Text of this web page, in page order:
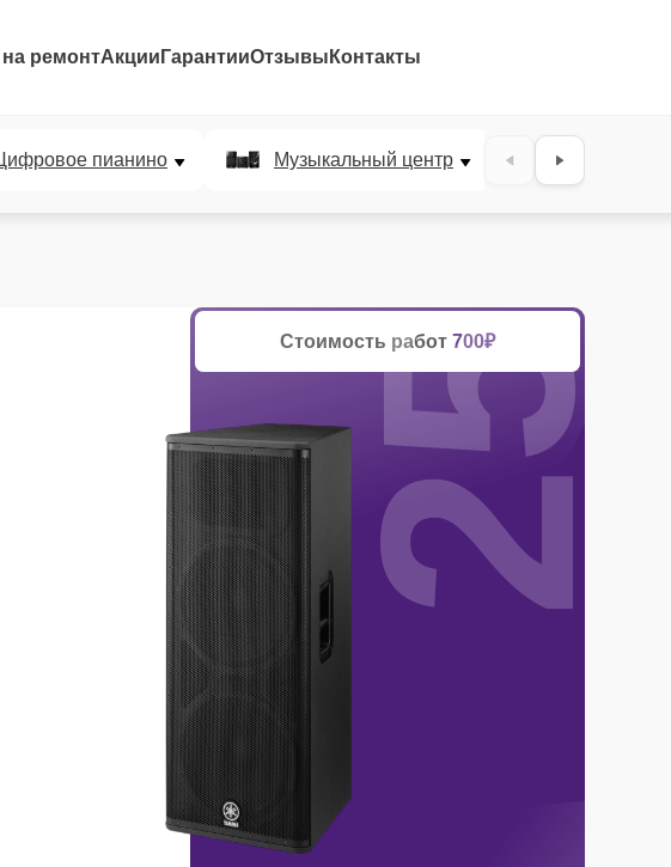
ремонтАкции ГарантииОтзывы Контакты
пианино Музыкальный центр DJ-пульт
Стоимость работ 700₽
25%